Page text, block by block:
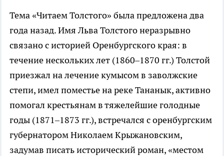
Тема «Читаем Толстого» была предложена два
года назад. Имя Льва Толстого неразрывно
связано с историей Оренбургского края: в
течение нескольких лет (1860–1870 гг.) Толстой
приезжал на лечение кумысом в заволжские
степи, имел поместье на реке Тананык, активно
помогал крестьянам в тяжелейшие голодные
годы (1871–1873 гг.), встречался с оренбургским
губернатором Николаем Крыжановским,
задумав писать исторический роман, «местом